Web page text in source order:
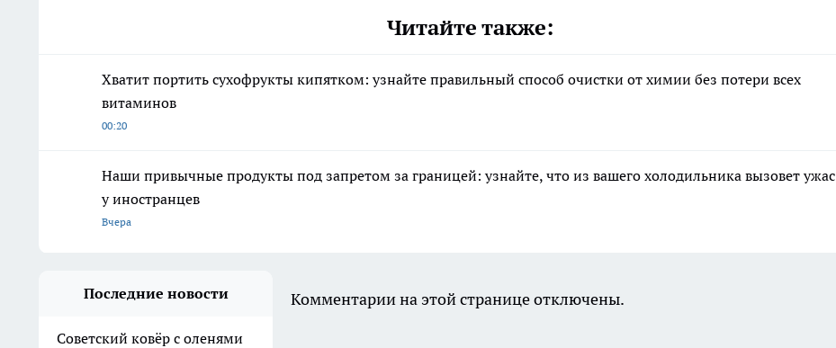
Читайте также:
Хватит портить сухофрукты кипятком: узнайте правильный способ очистки от химии без потери всех
витаминов
00:20
Наши привычные продукты под запретом за границей: узнайте, что из вашего холодильника вызовет ужас
у иностранцев
Вчера
Последние новости
Советский ковёр с оленями
Комментарии на этой странице отключены.